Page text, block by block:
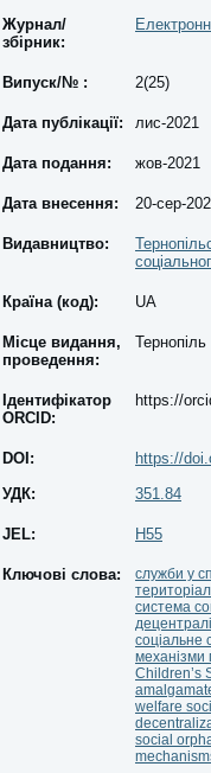
Журнал/
збірник:
Випуск/№ : 2(25)
Дата публікації: лис-2021
Дата подання: жов-2021
Дата внесення: 20-сер-
Видавництво:
Країна (код): UA
Місце видання,
проведення:
Тернопіль
Ідентифікатор
ORCID:
https://
DOI:
УДК:
https://
351.84
JEL: Н55
Ключові слова:
служби у
система
соціальне
механізми
Children’s
welfare
social